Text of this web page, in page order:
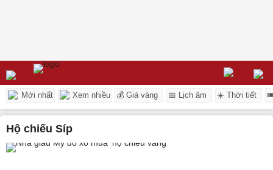
Mới nhất Xem nhiều 💰 Giá vàng 📅 Lịch âm ☀️ Thời tiết
hộ chiếu Síp